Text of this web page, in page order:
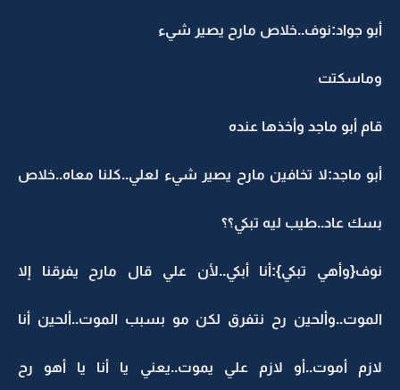
أبو جواد:نوف..خلاص مارح يصير شيء
وماسكتت
قام أبو ماجد وأخذها عنده
أبو ماجد:لا تخافين مارح يصير شيء لعلي..كلنا معاه..خلاص
بسك عاد..طيب ليه تبكي؟؟
نوف{وأهي تبكي}:أنا أبكي..لأن علي قال مارح يفرقنا إلا
الموت..وألحين رح نتفرق لكن مو بسبب الموت..ألحين أنا
لازم أموت..أو لازم علي يموت..يعني يا أنا يا أهو رح